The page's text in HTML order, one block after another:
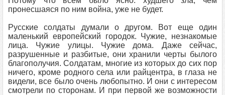
пронесшаяся по ним война, уже не будет.
Русские солдаты думали о другом. Вот еще один
маленький европейский городок. Чужие, незнакомые
лица. Чужие улицы. Чужие дома. Даже сейчас,
разрушенные и разбитые, они хранили черты былого
благополучия. Солдатам, многие из которых до сих пор
ничего, кроме родного села или райцентра, в глаза не
видели, все было очень любопытно. И они с интересом
смотрели по сторонам. И при первой же возможности